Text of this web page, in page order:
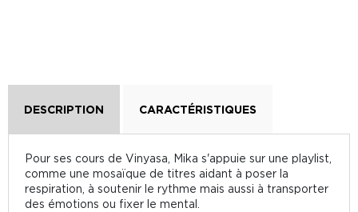
DESCRIPTION CARACTÉRISTIQUES
Pour ses cours de Vinyasa, Mika s'appuie sur une playlist,
comme une mosaïque de titres aidant à poser la
respiration, à soutenir le rythme mais aussi à transporter
des émotions ou fixer le mental.